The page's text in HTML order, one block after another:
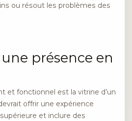
ou résout les problèmes des
présence en
et fonctionnel est la vitrine d’un
offrir une expérience
et inclure des